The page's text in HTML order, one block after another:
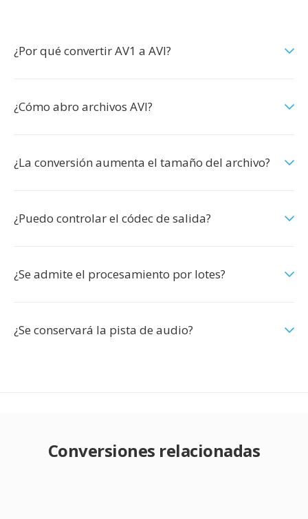
¿Por qué convertir AV1 a AVI?
¿Cómo abro archivos AVI?
¿La conversión aumenta el tamaño del archivo?
¿Puedo controlar el códec de salida?
¿Se admite el procesamiento por lotes?
¿Se conservará la pista de audio?
Conversiones relacionadas